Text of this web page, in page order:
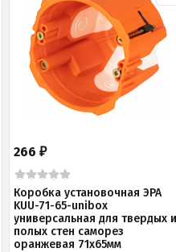
266₽
Коробка установочная ЭРА
KUU-71-65-unibox
универсальная для твердых
полых стен саморез
оранжевая 71х65мм